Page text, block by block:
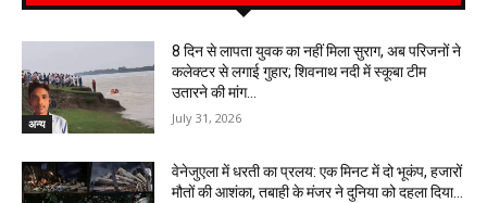
अन्य
8 दिन से लापता युवक का नहीं मिला सुराग, अब परिजनों ने
कलेक्टर से लगाई गुहार; शिवनाथ नदी में स्कूबा टीम
उतारने की मांग…
July 31, 2026
वेनेजुएला में धरती का प्रलय: एक मिनट में दो भूकंप, हजारों
मौतों की आशंका, तबाही के मंजर ने दुनिया को दहला दिया…